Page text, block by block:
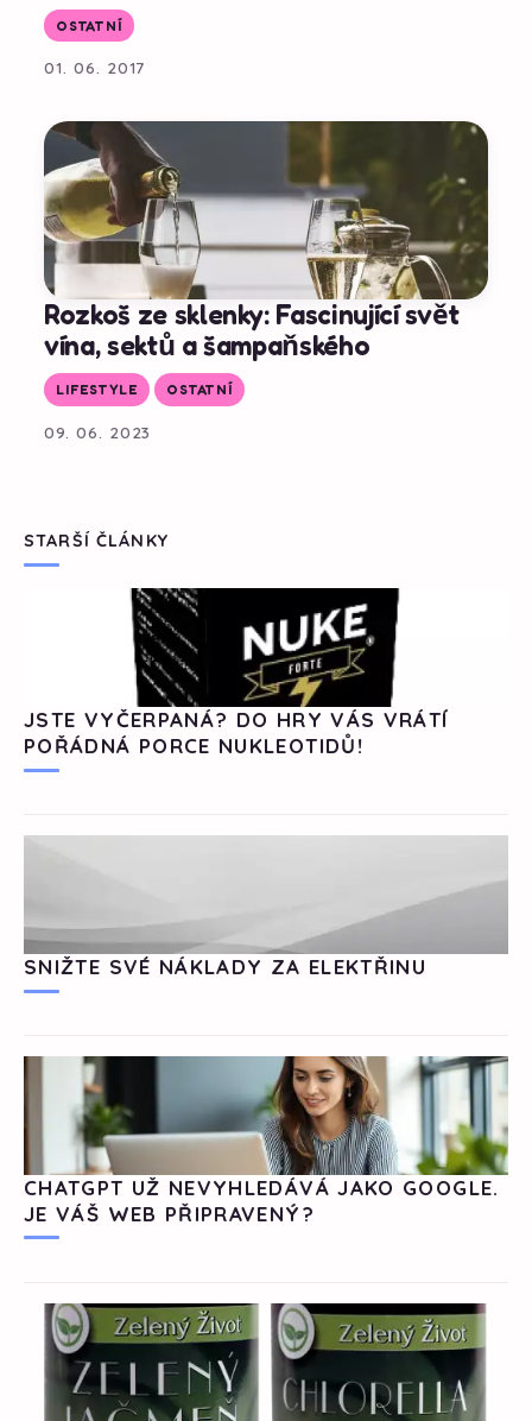
OSTATNÍ
01. 06. 2017
Rozkoš ze sklenky: Fascinující svět
vína, sektů a šampaňského
LIFESTYLE OSTATNÍ
09. 06. 2023
STARŠÍ ČLÁNKY
JSTE VYČERPANÁ? DO HRY VÁS VRÁTÍ
POŘÁDNÁ PORCE NUKLEOTIDŮ!
SNIŽTE SVÉ NÁKLADY ZA ELEKTŘINU
CHATGPT UŽ NEVYHLEDÁVÁ JAKO GOOGLE.
JE VÁŠ WEB PŘIPRAVENÝ?